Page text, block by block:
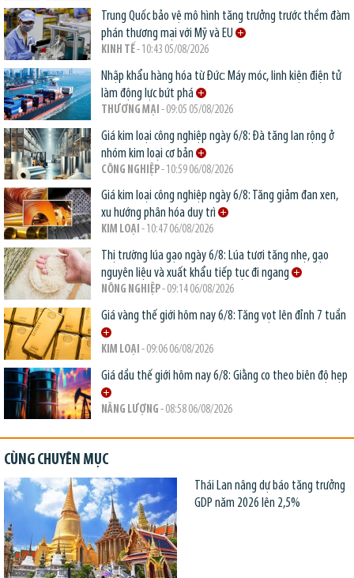
Trung Quốc bảo vệ mô hình tăng trưởng trước thềm đàm
phán thương mại với Mỹ và EU
KINH TẾ- 10:43 05/08/2026
Nhập khẩu hàng hóa từ Đức: Máy móc, linh kiện điện tử
làm động lực bứt phá
THƯƠNG MẠI - 09:05 05/08/2026
Giá kim loại công nghiệp ngày 6/8: Đà tăng lan rộng ở
nhóm kim loại cơ bản
CÔNG NGHIỆP- 10:59 06/08/2026
Giá kim loại công nghiệp ngày 6/8: Tăng giảm đan xen,
xu hướng phân hóa duy trì
KIM LOẠI - 10:47 06/08/2026
Thị trường lúa gạo ngày 6/8: Lúa tươi tăng nhẹ, gạo
nguyên liệu và xuất khẩu tiếp tục đi ngang
NÔNG NGHIỆP- 09:14 06/08/2026
Giá vàng thế giới hôm nay 6/8: Tăng vọt lên đỉnh 7 tuần
KIM LOẠI - 09:06 06/08/2026
Giá dầu thế giới hôm nay 6/8: Giằng co theo biên độ hẹp
NĂNG LƯỢNG - 08:58 06/08/2026
CÙNG CHUYÊN MỤC
Thái Lan nâng dự báo tăng trưởng
GDP năm 2026 lên 2,5%